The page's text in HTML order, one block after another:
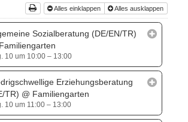
Alles einklappen Alles ausklappen
Sozialberatung (DE/EN/TR)
10 um 10:00 – 13:00
Erziehungsberatung
TR) @ Familiengarten
10 um 11:00 – 13:00